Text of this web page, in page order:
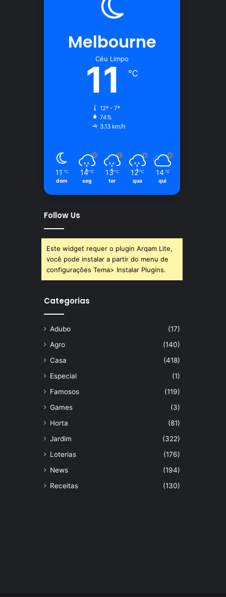
Melbourne
Céu Limpo
11 ℃
12º - 7º
74%
3.13 km/h
11 ℃
dom
14 ℃
seg
13 ℃
ter
12 ℃
qua
14 ℃
qui
Follow Us
Este widget requer o plugin Arqam Lite,
você pode instalar a partir do menu de
configurações Tema> Instalar Plugins.
Categorias
Adubo
(17)
Agro
(140)
Casa
(418)
Especial
(1)
Famosos
(119)
Games
(3)
Horta
(81)
Jardim
(322)
Loterias
(176)
News
(194)
Receitas
(130)